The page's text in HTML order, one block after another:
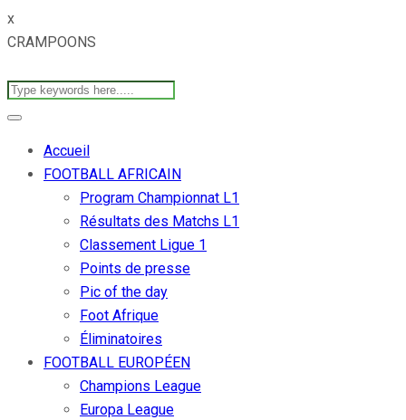
x
CRAMPOONS
Accueil
FOOTBALL AFRICAIN
Program Championnat L1
Résultats des Matchs L1
Classement Ligue 1
Points de presse
Pic of the day
Foot Afrique
Éliminatoires
FOOTBALL EUROPÉEN
Champions League
Europa League